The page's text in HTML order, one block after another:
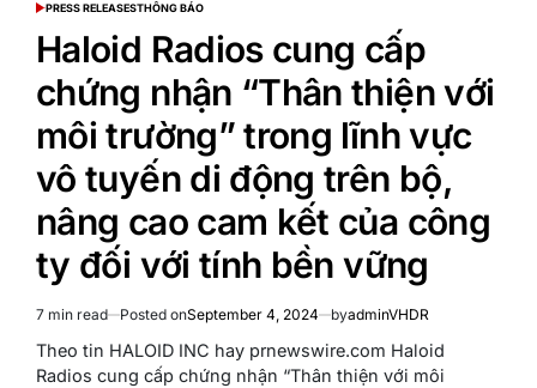
POSTED
PRESS RELEASESTHÔNG BÁO
Haloid Radios cung cấp
chứng nhận “Thân thiện với
môi trường” trong lĩnh vực
vô tuyến di động trên bộ,
nâng cao cam kết của công
ty đối với tính bền vững
Estimated
read
time
7 min read Posted onSeptember 4, 2024 byadminVHDR
Theo tin HALOID INC hay prnewswire.com Haloid
Radios cung cấp chứng nhận “Thân thiện với môi